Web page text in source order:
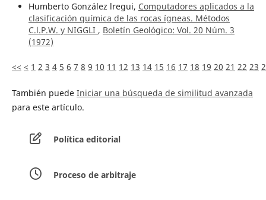
Humberto González lregui, Computadores aplicados a la
clasificación química de las rocas ígneas. Métodos
C.l.P.W. y NIGGLI , Boletín Geológico: Vol. 20 Núm. 3
(1972)
<< < 1 2 3 4 5 6 7 8 9 10 11 12 13 14 15 16 17 18 19 20 21 22 23
También puede Iniciar una búsqueda de similitud avanzada
para este artículo.
Política editorial
Proceso de arbitraje